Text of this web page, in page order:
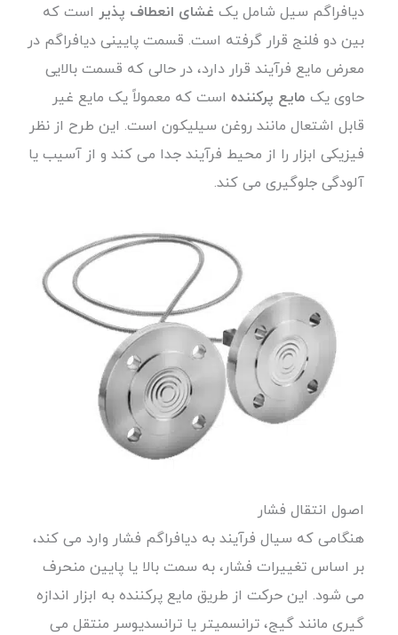
دیافراگم سیل شامل یک غشای انعطاف پذیر است که
بین دو فلنج قرار گرفته است. قسمت پایینی دیافراگم در
معرض مایع فرآیند قرار دارد، در حالی که قسمت بالایی
حاوی یک مایع پرکنندهاست که معمولاً یک مایع غیر
قابل اشتعال مانند روغن سیلیکون است. این طرح از نظر
فیزیکی ابزار را از محیط فرآیند جدا می کند و از آسیب یا
آلودگی جلوگیری می کند.
اصول انتقال فشار
هنگامی که سیال فرآیند به دیافراگم فشار وارد می کند،
بر اساس تغییرات فشار، به سمت بالا یا پایین منحرف
می شود. این حرکت از طریق مایع پرکننده به ابزار اندازه
گیری مانند گیج، ترانسمیتر یا ترانسدیوسر منتقل می